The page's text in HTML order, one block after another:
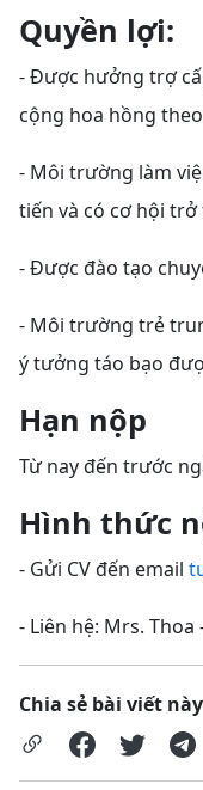
Quyền lợi:
- Được hưởng trợ
cộng hoa hồng
- Môi trường làm
tiến và có cơ hội
- Được đào tạo
- Môi trường trẻ
ý tưởng táo bạo
Hạn nộp
Từ nay đến trước
Hình thức
- Gửi CV đến email
- Liên hệ: Mrs. Thoa
Chia sẻ bài viết này